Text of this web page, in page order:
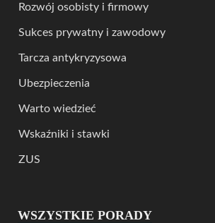
Rozwój osobisty i firmowy
Sukces prywatny i zawodowy
Tarcza antykryzysowa
Ubezpieczenia
Warto wiedzieć
Wskaźniki i stawki
ZUS
WSZYSTKIE PORADY